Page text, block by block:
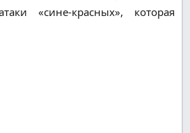
«сине-красных», которая